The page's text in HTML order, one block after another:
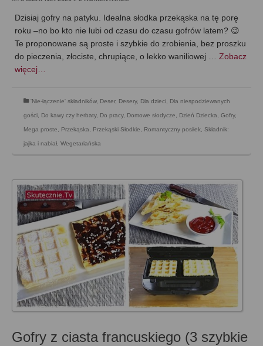
Dzisiaj gofry na patyku. Idealna słodka przekąska na tę porę
roku –no bo kto nie lubi od czasu do czasu gofrów latem? 😉
Te proponowane są proste i szybkie do zrobienia, bez proszku
do pieczenia, złociste, chrupiące, o lekko waniliowej … Zobacz
więcej…
'Nie-łączenie' składników, Deser, Desery, Dla dzieci Dla niespodziewanych
gości Do kawy czy herbaty, Do pracy, Domowe słodycze Dzień Dziecka Gofry,
Mega proste Przekąska Przekąski Słodkie Romantyczny posiłek Składnik:
jajka i nabiał Wegetariańska
Gofry z ciasta francuskiego (3 szybkie